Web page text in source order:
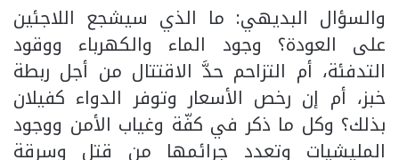
والسؤال البديهي: ما الذي سيشجع اللاجئين
على العودة؟ وجود الماء والكهرباء ووقود
التدفئة، أم التزاحم حدَّ الاقتتال من أجل ربطة
خبز، أم إن رخص الأسعار وتوفر الدواء كفيلان
بذلك؟ وكل ما ذكر في كفّة وغياب الأمن ووجود
المليشيات وتعدد جرائمها من قتل وسرقة